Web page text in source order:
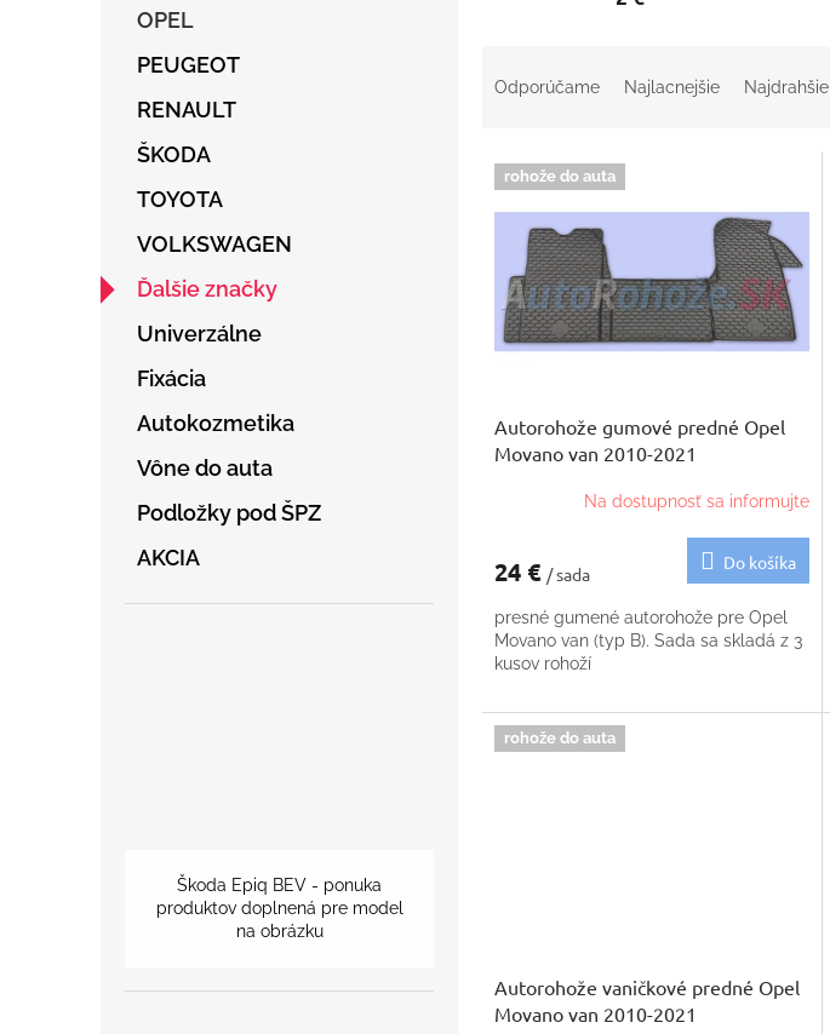
OPEL
PEUGEOT
RENAULT
ŠKODA
TOYOTA
VOLKSWAGEN
Ďalšie značky
Univerzálne
Fixácia
Autokozmetika
Vône do auta
Podložky pod ŠPZ
AKCIA
Škoda Epiq BEV - ponuka
produktov doplnená pre model
na obrázku
o
Odporúčame Najlacnejšie Najdrahšie
V
p
o
rohože do auta
Autorohože gumové predné Opel
Movano van 2010-2021
Na dostupnosť sa informujte
24 € / sada
Do košíka
presné gumené autorohože pre Opel
Movano van (typ B). Sada sa skladá z 3
kusov rohoží
rohože do auta
Autorohože vaničkové predné Opel
Movano van 2010-2021